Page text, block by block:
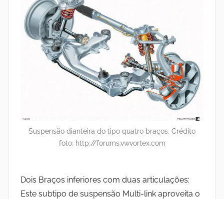
Suspensão dianteira do tipo quatro braços. Crédito
foto: http://forums.vwvortex.com
Dois Braços inferiores com duas articulações:
Este subtipo de suspensão Multi-link aproveita o